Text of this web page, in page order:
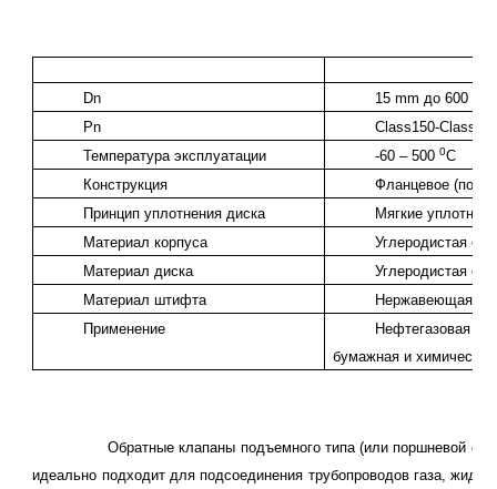
Dn
15 mm до 600 mm
Pn
Class150-
Температура эксплуатации
-60 – 5000С
Конструкция
Фланцевое (по
Принцип уплотнения диска
Мягкие
Материал корпуса
Углеродистая
Материал диска
Углеродистая
Материал штифта
Нержавеющая
Применение
Нефтегазовая и
бумажная и
Обратные клапаны подъемного типа (или поршневой
идеально подходит для подсоединения трубопроводов газа,